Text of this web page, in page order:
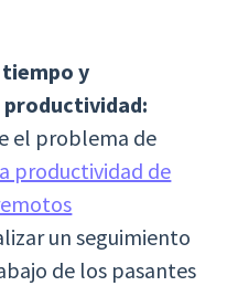
y
productividad:
el problema de
productividad de
un seguimiento
de los pasantes